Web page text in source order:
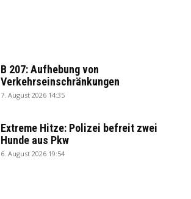
B 207: Aufhebung von
Verkehrseinschränkungen
7. August 2026 14:35
Extreme Hitze: Polizei befreit zwei
Hunde aus Pkw
6. August 2026 19:54